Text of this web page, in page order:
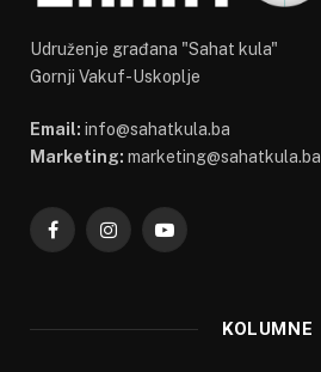
Udruženje građana "Sahat kula"
Gornji Vakuf-Uskoplje
Email: info@sahatkula.ba
Marketing: marketing@sahatkula.ba
FacebookInstagramYouTube
KOLUMNE